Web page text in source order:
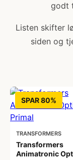
godt
Listen skifter
siden og
SPAR 80%
TRANSFORMERS
Transformers
Animatronic